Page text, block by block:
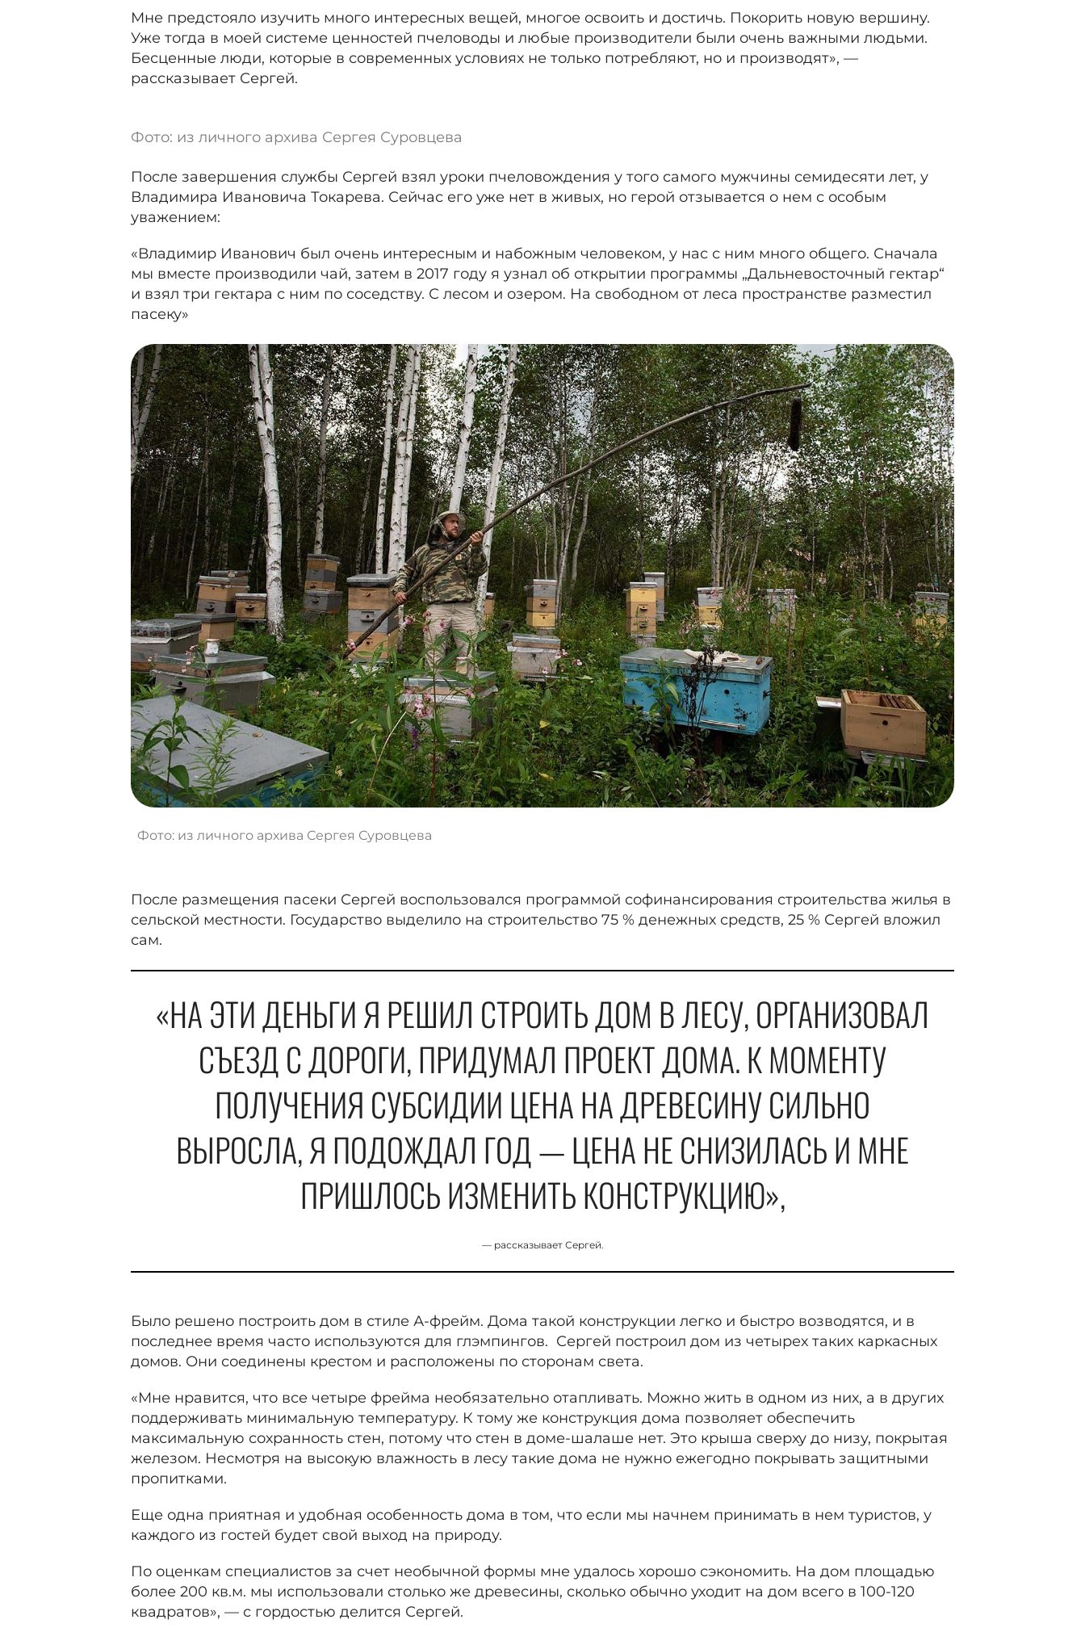
Мне предстояло изучить много интересных вещей, многое освоить и достичь. Покорить новую вершину.
Уже тогда в моей системе ценностей пчеловоды и любые производители были очень важными людьми.
Бесценные люди, которые в современных условиях не только потребляют, но и производят», —
рассказывает Сергей.
Фото: из личного архива Сергея Суровцева
После завершения службы Сергей взял уроки пчеловождения у того самого мужчины семидесяти лет, у
Владимира Ивановича Токарева. Сейчас его уже нет в живых, но герой отзывается о нем с особым
уважением:
«Владимир Иванович был очень интересным и набожным человеком, у нас с ним много общего. Сначала
мы вместе производили чай, затем в 2017 году я узнал об открытии программы „Дальневосточный гектар“
и взял три гектара с ним по соседству. С лесом и озером. На свободном от леса пространстве разместил
пасеку»
Фото: из личного архива Сергея Суровцева
После размещения пасеки Сергей воспользовался программой софинансирования строительства жилья в
сельской местности. Государство выделило на строительство 75 % денежных средств, 25 % Сергей вложил
сам.
«НА ЭТИ ДЕНЬГИ Я РЕШИЛ СТРОИТЬ ДОМ В ЛЕСУ, ОРГАНИЗОВАЛ
СЪЕЗД С ДОРОГИ, ПРИДУМАЛ ПРОЕКТ ДОМА. К МОМЕНТУ
ПОЛУЧЕНИЯ СУБСИДИИ ЦЕНА НА ДРЕВЕСИНУ СИЛЬНО
ВЫРОСЛА, Я ПОДОЖДАЛ ГОД — ЦЕНА НЕ СНИЗИЛАСЬ И МНЕ
ПРИШЛОСЬ ИЗМЕНИТЬ КОНСТРУКЦИЮ»,
— рассказывает Сергей.
Было решено построить дом в стиле А-фрейм. Дома такой конструкции легко и быстро возводятся, и в
последнее время часто используются для глэмпингов. Сергей построил дом из четырех таких каркасных
домов. Они соединены крестом и расположены по сторонам света.
«Мне нравится, что все четыре фрейма необязательно отапливать. Можно жить в одном из них, а в других
поддерживать минимальную температуру. К тому же конструкция дома позволяет обеспечить
максимальную сохранность стен, потому что стен в доме-шалаше нет. Это крыша сверху до низу, покрытая
железом. Несмотря на высокую влажность в лесу такие дома не нужно ежегодно покрывать защитными
пропитками.
Еще одна приятная и удобная особенность дома в том, что если мы начнем принимать в нем туристов, у
каждого из гостей будет свой выход на природу.
По оценкам специалистов за счет необычной формы мне удалось хорошо сэкономить. На дом площадью
более 200 кв.м. мы использовали столько же древесины, сколько обычно уходит на дом всего в 100-120
квадратов», — с гордостью делится Сергей.